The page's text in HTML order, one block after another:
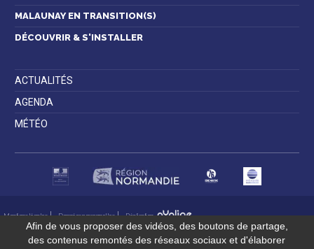
MALAUNAY EN TRANSITION(S)
DÉCOUVRIR & S'INSTALLER
ACTUALITÉS
AGENDA
MÉTÉO
Mentions légales Données personnelles Réalisation
Afin de vous proposer des vidéos, des boutons de partage,
des contenus remontés des réseaux sociaux et d'élaborer